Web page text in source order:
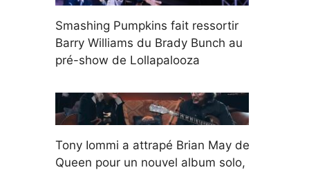
Smashing Pumpkins fait ressortir
Barry Williams du Brady Bunch au
pré-show de Lollapalooza
Tony Iommi a attrapé Brian May de
Queen pour un nouvel album solo,